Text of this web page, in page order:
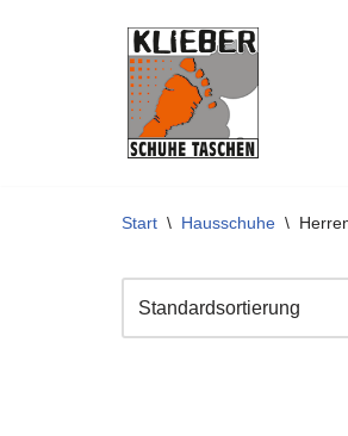
Start \ Hausschuhe \